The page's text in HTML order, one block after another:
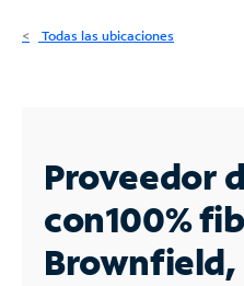
Business
Contáctanos
Todas las ubicaciones
Proveedor
con100%
Brownfield,